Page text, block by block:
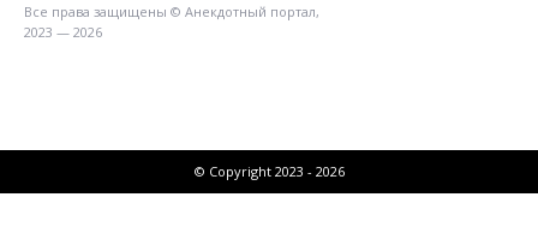
Все права защищены © Анекдотный портал,
2023 — 2026
© Copyright 2023 - 2026